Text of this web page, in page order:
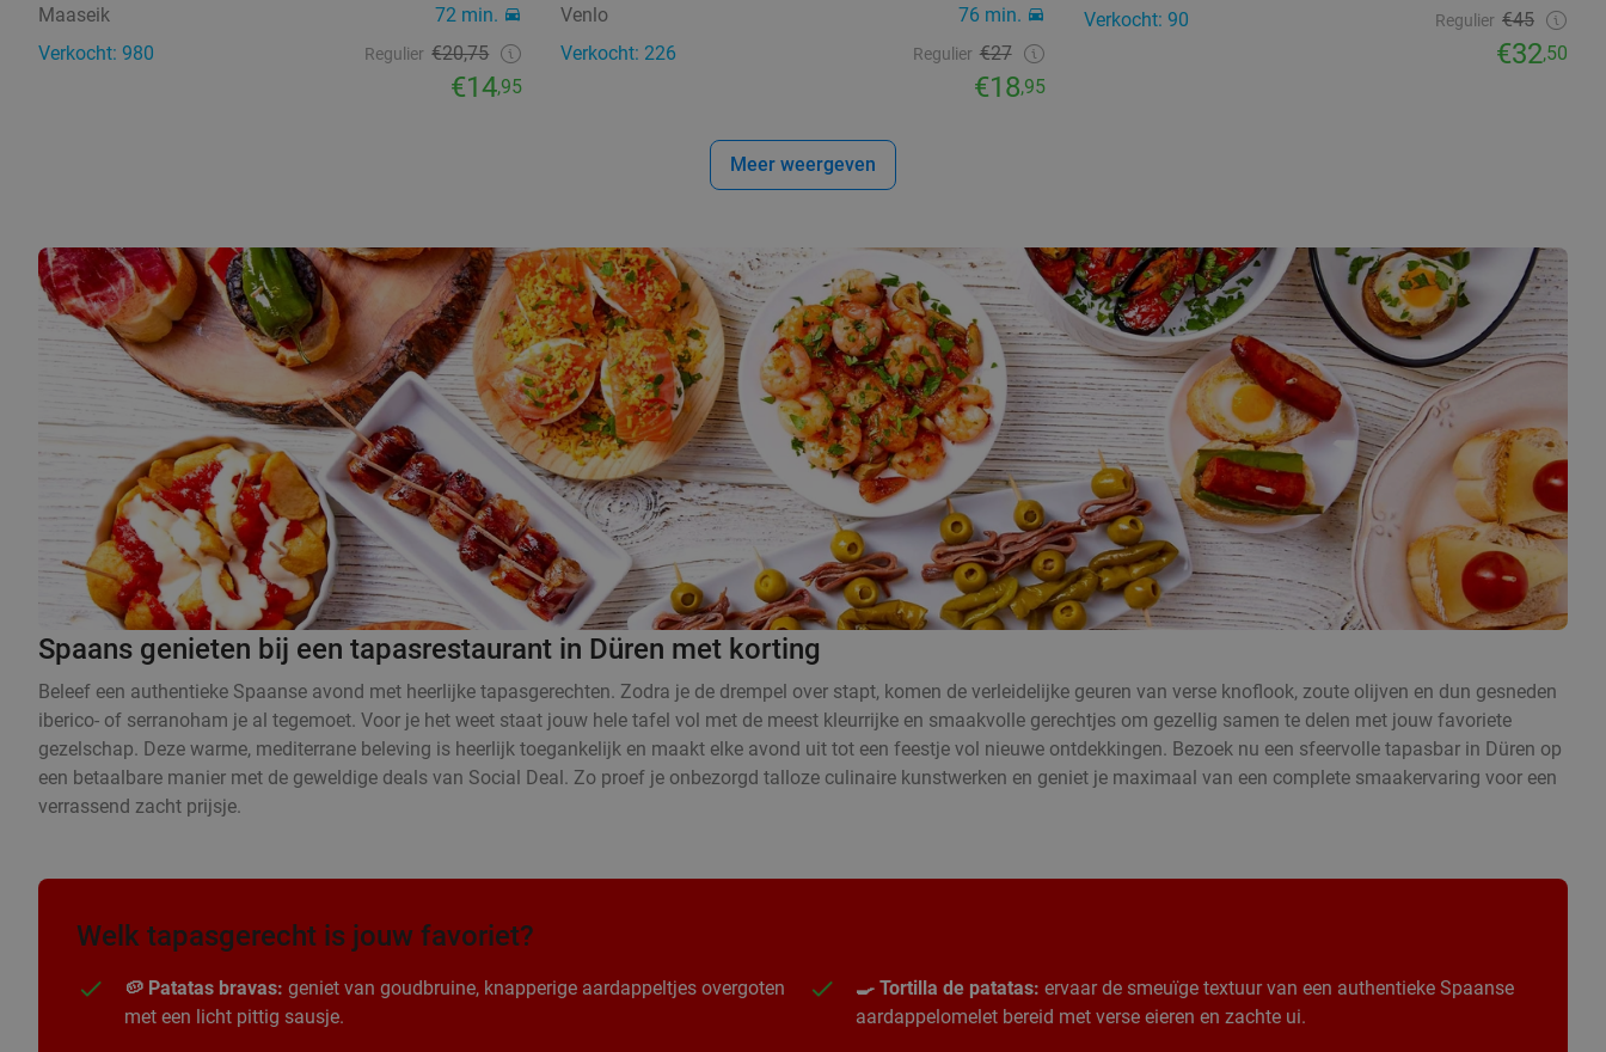
Maaseik
72 min.
Verkocht: 980
Regulier €20,75
€14,95
Venlo
76 min.
Verkocht: 226
Regulier €27
€18,95
Verkocht: 90
Regulier €45
€32,50
Meer weergeven
Spaans genieten bij een tapasrestaurant in Düren met korting
Beleef een authentieke Spaanse avond met heerlijke tapasgerechten. Zodra je de drempel over stapt, komen de verleidelijke geuren van verse knoflook, zoute olijven en dun gesneden
iberico- of serranoham je al tegemoet. Voor je het weet staat jouw hele tafel vol met de meest kleurrijke en smaakvolle gerechtjes om gezellig samen te delen met jouw favoriete
gezelschap. Deze warme, mediterrane beleving is heerlijk toegankelijk en maakt elke avond uit tot een feestje vol nieuwe ontdekkingen. Bezoek nu een sfeervolle tapasbar in Düren op
een betaalbare manier met de geweldige deals van Social Deal. Zo proef je onbezorgd talloze culinaire kunstwerken en geniet je maximaal van een complete smaakervaring voor een
verrassend zacht prijsje.
Welk tapasgerecht is jouw favoriet?
🥔 Patatas bravas: geniet van goudbruine, knapperige aardappeltjes overgoten
met een licht pittig sausje.
🍳 Tortilla de patatas: ervaar de smeuïge textuur van een authentieke Spaanse
aardappelomelet bereid met verse eieren en zachte ui.